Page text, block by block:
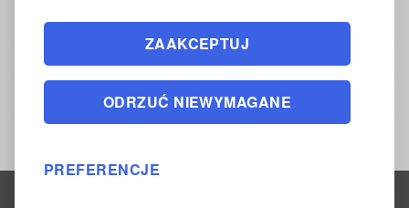
ZAAKCEPTUJ
ODRZUĆ NIEWYMAGANE
PREFERENCJE
Moje konto
Regulamin
Polityka zwrotów